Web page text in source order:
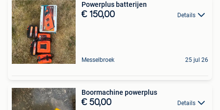
Powerplus batterijen
€ 150,00 Details
Messelbroek 25 jul 26
Boormachine powerplus
€ 50,00 Details